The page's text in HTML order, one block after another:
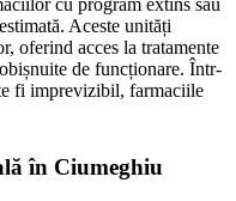
cu program extins sau
Aceste unități
oferind acces la tratamente
de funcționare. Într-
fi imprevizibil, farmaciile
în Ciumeghiu